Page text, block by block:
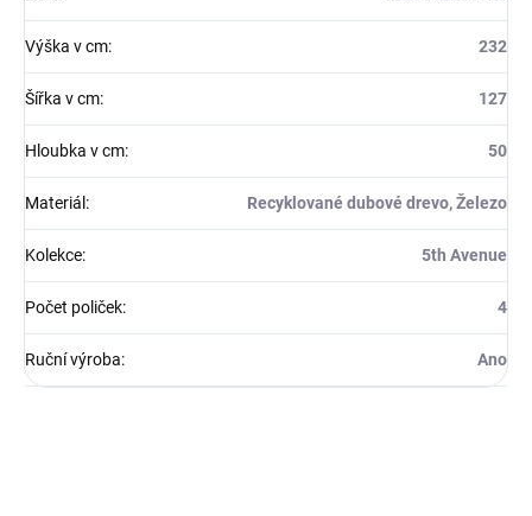
Výška v cm: 232
Šířka v cm: 127
Hloubka v cm: 50
Materiál : Recyklované dubové drevo, Železo
Kolekce: 5th Avenue
Počet poliček: 4
Ruční výroba: Ano